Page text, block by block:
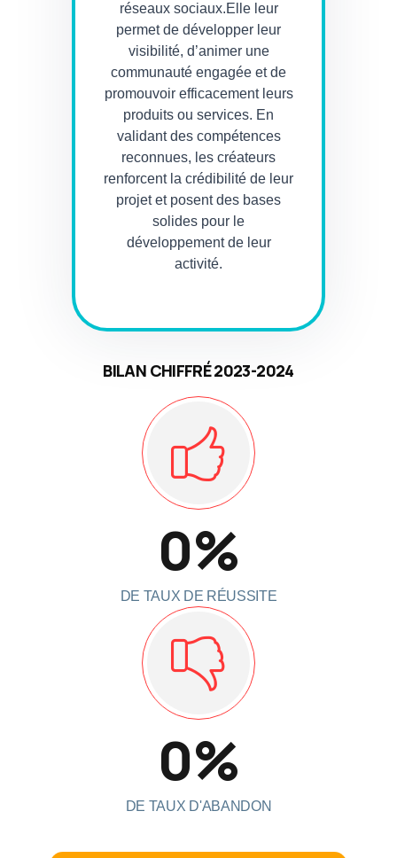
réseaux sociaux.Elle leur
permet de développer leur
visibilité, d’animer une
communauté engagée et de
promouvoir efficacement leurs
produits ou services. En
validant des compétences
reconnues, les créateurs
renforcent la crédibilité de leur
projet et posent des bases
solides pour le
développement de leur
activité.
BILAN CHIFFRÉ2023-2024
0%
DE TAUX DE RÉUSSITE
0%
DE TAUX D'ABANDON